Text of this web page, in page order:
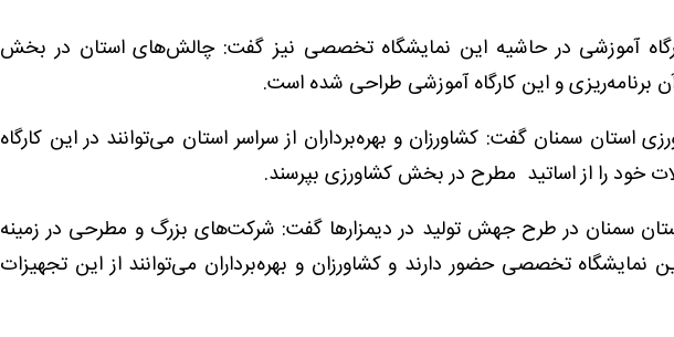
آموزشی در حاشیه این نمایشگاه تخصصی نیز گفت: چالش‌های استان در بخش
برنامه‌ریزی و این کارگاه آموزشی طراحی شده است.
استان سمنان گفت: کشاورزان و بهره‌برداران از سراسر استان می‌توانند در این کارگاه
خود را از اساتید مطرح در بخش کشاورزی بپرسند.
سمنان در طرح جهش تولید در دیمزارها گفت: شرکت‌های بزرگ و مطرحی در زمینه
نمایشگاه تخصصی حضور دارند و کشاورزان و بهره‌برداران می‌توانند از این تجهیزات